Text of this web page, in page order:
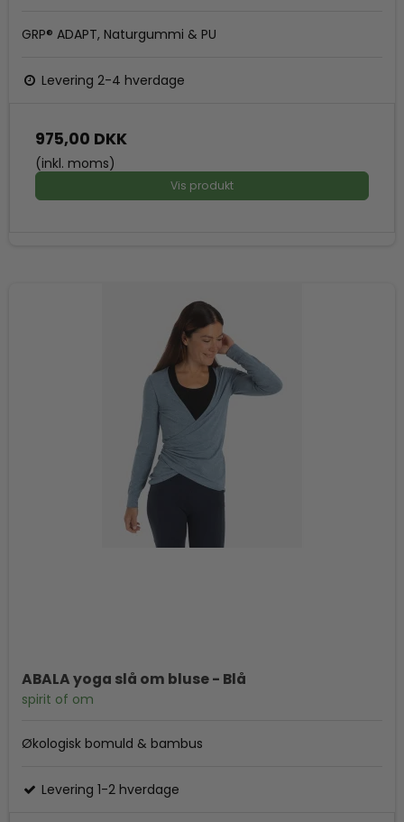
GRP® ADAPT, Naturgummi & PU
Levering 2-4 hverdage
975,00 DKK
(inkl. moms)
Vis produkt
ABALA yoga slå om bluse - Blå
spirit of om
Økologisk bomuld & bambus
Levering 1-2 hverdage